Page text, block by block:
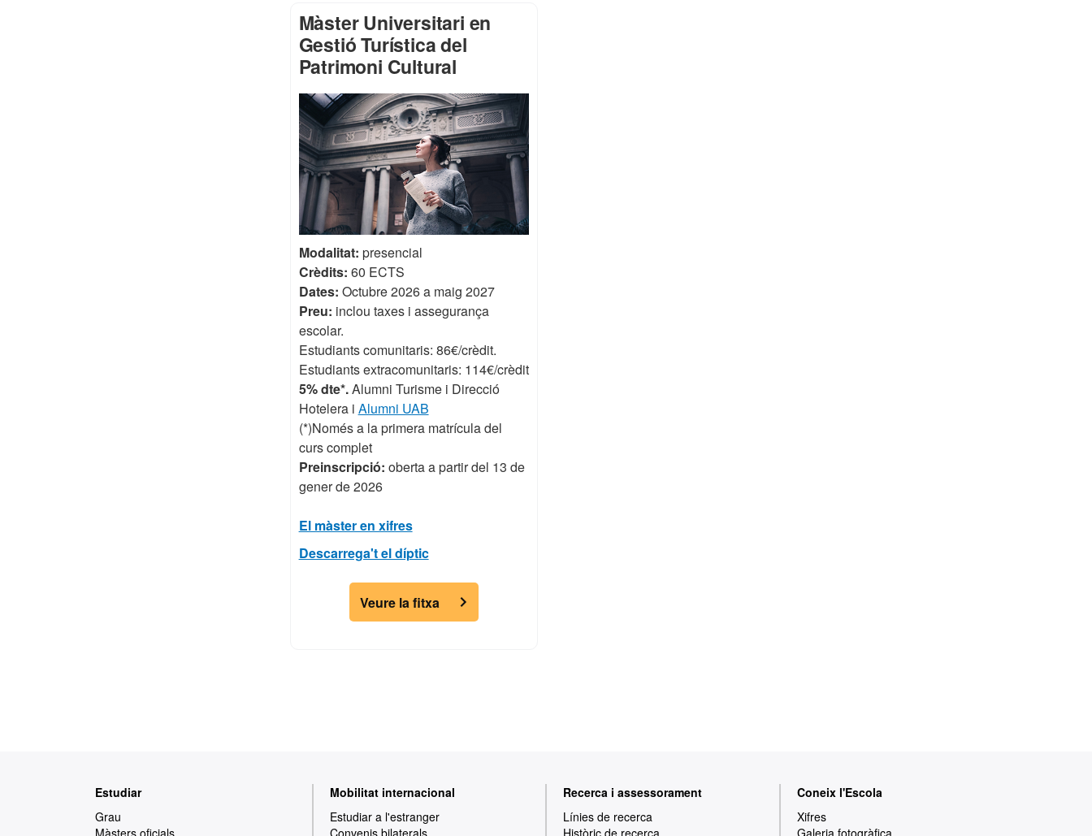
Màster Universitari en
Gestió Turística del
Patrimoni Cultural
Modalitat: presencial
Crèdits: 60 ECTS
Dates: Octubre 2026 a maig 2027
Preu: inclou taxes i assegurança
escolar.
Estudiants comunitaris: 86€/crèdit.
Estudiants extracomunitaris: 114€/crèdit
5% dte*.Alumni Turisme i Direcció
Hotelera i Alumni UAB
(*)Només a la primera matrícula del
curs complet
Preinscripció: oberta a partir del 13 de
gener de 2026
El màster en xifres
Descarrega't el díptic
Veure la fitxa
Estudiar
Grau
Màsters oficials
Mobilitat internacional
Estudiar a l'estranger
Convenis bilaterals
Recerca i assessorament
Línies de recerca
Històric de recerca
Coneix l'Escola
Xifres
Galeria fotogràfica